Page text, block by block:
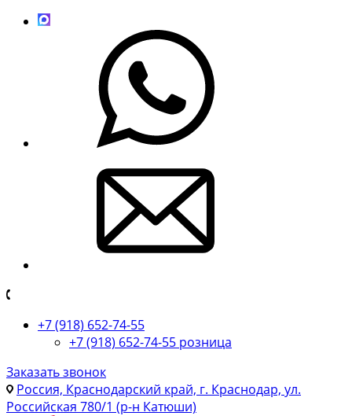
+7 (918) 652-74-55
+7 (918) 652-74-55 розница
Заказать звонок
Россия, Краснодарский край, г. Краснодар, ул.
Российская 780/1 (р-н Катюши)